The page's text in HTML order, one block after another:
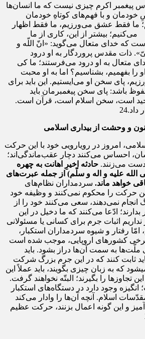
پیغمبر اكرم چیزى نیست كه ما انسان‌ها
خودمان و با فهم‌هاى كوتاهِ خودمان
ما فقط عشق می‌ورزیم، ما فقط اظهار
بیشتر از این، كارى از ما
كه خداى متعال می‌گوید: «انّ اللّه و
ذات مقدس پروردگار به او درود
متعال به او درود می‌فرستند؛ ما كى
را بفهمیم، بشناسیم؟ اما به او محبت
پاى سخن او مى‌ایستیم. این باید براى
باشد: پاى سخن پیغمبرمان باید
است، سخن اسلام است، قرآن است.
و وحشت از بیداری اسلامی
امروز در رویارویى خود با این حركت
احساس می‌كنند دچار عقب‌ماندگى‌اند؛
دست می‌زنند. حادثه‌ اخیرِ اهانت به چهره‌
الله علیه و اله و سلّم) از جمله‌ عبرت‌هاى
خواهد ماند. سردمداران نظام‌هاى
حركت را محكوم نمی‌كنند و وظیفه‌ خود
انجام نمی‌دهند، سعى می‌كنند خود را از
بدارند؛ ادّعا می‌كنند كه ما دخیل در این
اثبات جرم براى كسانى یا مسئولانى
امّا رفتار و شیوه‌ سردمداران استكبار،
برخى كشورهاى اروپایى، موجب شده است
به سمت آن‌ها دراز بشود. باید
ثابت كنند كه در این جرم بزرگ شركت
كه به زبان چیزى بگویند، باید عملاً این
تجاوزها را بگیرند؛ البتّه نخواهند گرفت.
وجود دارد در دستگاه‌هاى استكبار
اسلام. آنچه آن‌ها را وادار می‌كند
و این گونه اعمال بزنند، حركت عظیم